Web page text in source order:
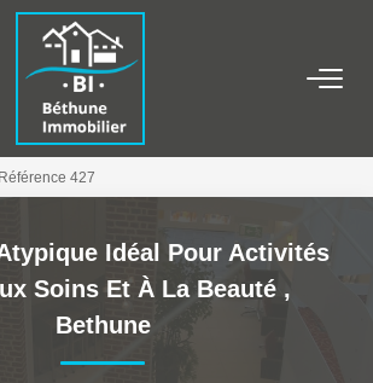
ALERTE MAILS
VOTRE BIEN
NOS AGENCES
Qui Sommes Nous
Nos Contacts
Référence 427
Idéal Pour Activités
Soins Et À La Beauté ,
Bethune